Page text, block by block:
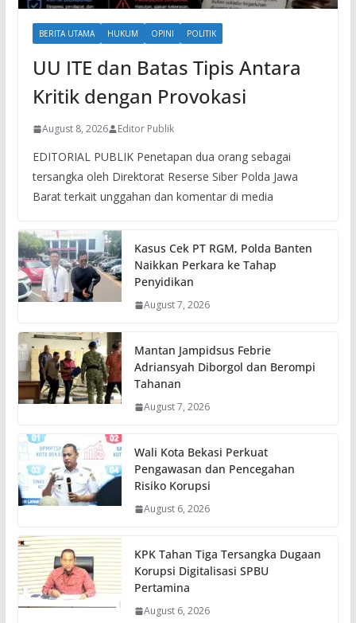
BERITA UTAMA HUKUM OPINI POLITIK
UU ITE dan Batas Tipis Antara
Kritik dengan Provokasi
August 8, 2026 Editor Publik
EDITORIAL PUBLIK Penetapan dua orang sebagai
tersangka oleh Direktorat Reserse Siber Polda Jawa
Barat terkait unggahan dan komentar di media
Kasus Cek PT RGM, Polda Banten
Naikkan Perkara ke Tahap
Penyidikan
August 7, 2026
Mantan Jampidsus Febrie
Adriansyah Diborgol dan Berompi
Tahanan
August 7, 2026
Wali Kota Bekasi Perkuat
Pengawasan dan Pencegahan
Risiko Korupsi
August 6, 2026
KPK Tahan Tiga Tersangka Dugaan
Korupsi Digitalisasi SPBU
Pertamina
August 6, 2026